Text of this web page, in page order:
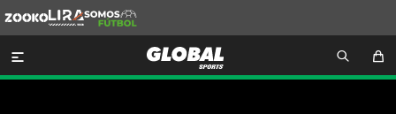
Lira
Somos
Futbol
